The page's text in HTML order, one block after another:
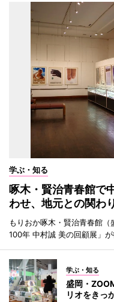
学ぶ・知る
啄木・賢治青春館
わせ、地元との関わ
もりおか啄木・賢治青春館
100年 中村誠 美の回顧展」が
学ぶ・知る
盛岡・
リオをきっ